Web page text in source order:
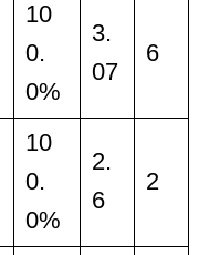
10
0.
0%
3.
07
6
10
0.
0%
2.
6
2